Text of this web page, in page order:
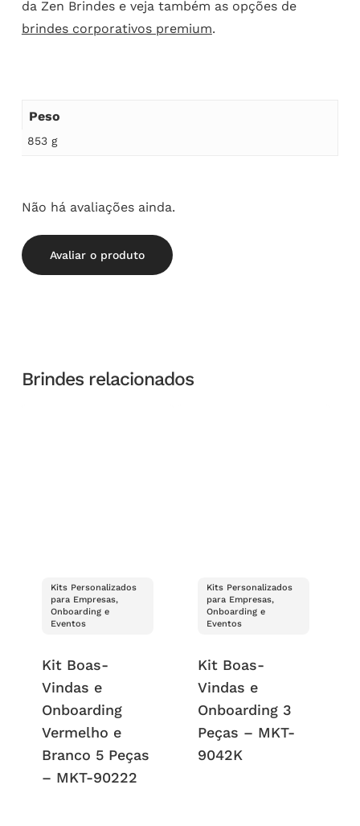
da Zen Brindes e veja também as opções de
brindes corporativos premium.
Peso
853 g
Não há avaliações ainda.
Avaliar o produto
Brindes relacionados
Kits Personalizados
para Empresas,
Onboarding e
Eventos
Kit Boas-
Vindas e
Onboarding
Vermelho e
Branco 5 Peças
– MKT-90222
Kits Personalizados
para Empresas,
Onboarding e
Eventos
Kit Boas-
Vindas e
Onboarding 3
Peças – MKT-
9042K